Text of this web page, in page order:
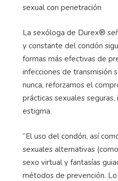
sexual con penetración
La sexóloga de Durex®
y constante del condón
formas más efectivas de
infecciones de transmisión
nunca, reforzamos el
prácticas sexuales
estigma.
“El uso del condón, así
sexuales alternativas
sexo virtual y fantasías
métodos de prevención.